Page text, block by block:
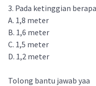
3. Pada ketinggian berapa
A. 1,8 meter
B. 1,6 meter
C. 1,5 meter
D. 1,2 meter
Tolong bantu jawab yaa